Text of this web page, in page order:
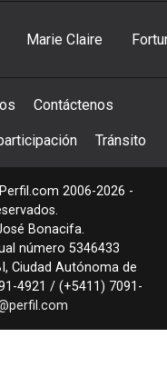
Marie Claire
Contáctenos
Tránsito
2006-2026 -
Bonacifa.
número 5346433
, Ciudad Autónoma de
4921 / (+5411) 7091-